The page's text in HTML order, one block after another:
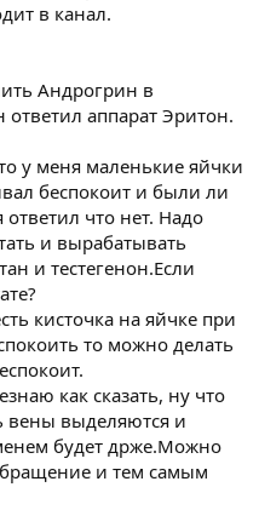
в канал.
Андрогрин в
аппарат Эритон.
у меня маленькие яйчки
беспокоит и были ли
что нет. Надо
и вырабатывать
и тестегенон.Если
кисточка на яйчке при
то можно делать
как сказать, ну что
вены выделяются и
будет држе.Можно
и тем самым